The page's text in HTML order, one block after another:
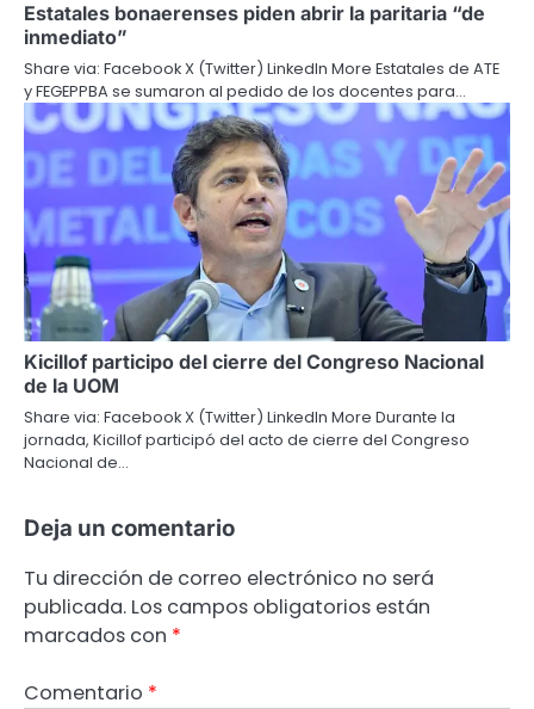
Estatales bonaerenses piden abrir la paritaria “de
inmediato”
Share via: Facebook X (Twitter) LinkedIn More Estatales de ATE
y FEGEPPBA se sumaron al pedido de los docentes para…
Kicillof participo del cierre del Congreso Nacional
de la UOM
Share via: Facebook X (Twitter) LinkedIn More Durante la
jornada, Kicillof participó del acto de cierre del Congreso
Nacional de…
Deja un comentario
Tu dirección de correo electrónico no será
publicada. Los campos obligatorios están
marcados con *
Comentario *